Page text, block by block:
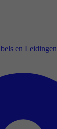
en Leidingen